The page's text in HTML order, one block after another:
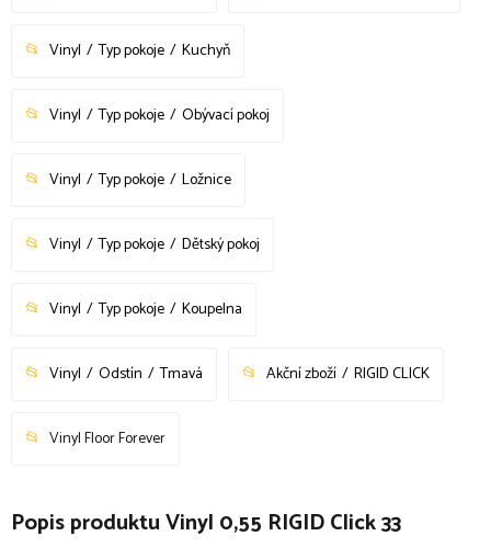
Vinyl Typ pokoje Kuchyň
Vinyl Typ pokoje Obývací pokoj
Vinyl Typ pokoje Ložnice
Vinyl Typ pokoje Dětský pokoj
Vinyl Typ pokoje Koupelna
Vinyl Odstín Tmavá Akční zboží RIGID CLICK
Vinyl Floor Forever
Popis produktu Vinyl 0,55 RIGID Click 33